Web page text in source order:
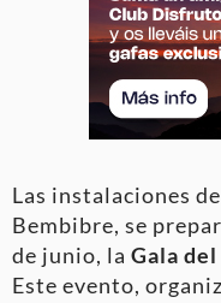
Las instalaciones
Bembibre, se
de junio, la Gala
Este evento,